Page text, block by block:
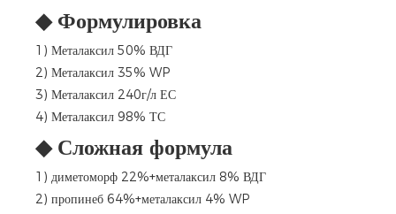
◆ Формулировка
1) Металаксил 50% ВДГ
2) Металаксил 35% WP
3) Металаксил 240г/л ЕС
4) Металаксил 98% ТС
◆ Сложная формула
1) диметоморф 22%+металаксил 8% ВДГ
2) пропинеб 64%+металаксил 4% WP